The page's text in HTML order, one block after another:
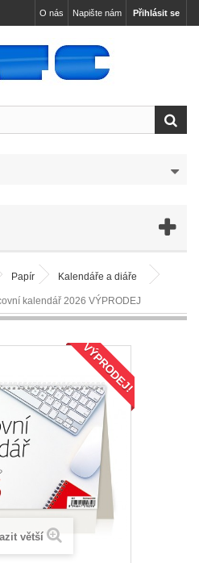
Přihlásit se
Napište nám
O nás
Papír Kalendáře a diáře
kalendář 2026 VÝPRODEJ
VÝPRODEJ!
větší